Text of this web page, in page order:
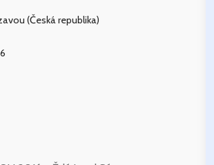
(Česká republika)